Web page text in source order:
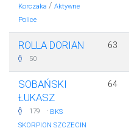
Korczaka / Aktywne
Police
ROLLA DORIAN
50
63
SOBAŃSKI
ŁUKASZ
179 · BKS
SKORPION SZCZECIN
64